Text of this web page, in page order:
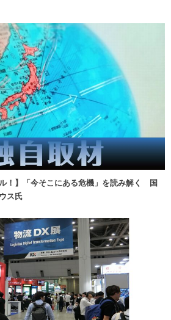
ル！】「今そこにある危機」を読み解く 国
ス氏